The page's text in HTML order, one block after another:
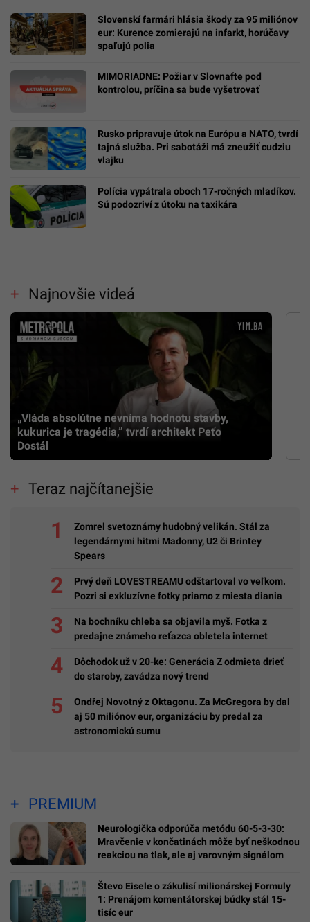
Slovenskí farmári hlásia škody za 95 miliónov
eur: Kurence zomierajú na infarkt, horúčavy
spaľujú polia
MIMORIADNE: Požiar v Slovnafte pod
kontrolou, príčina sa bude vyšetrovať
Rusko pripravuje útok na Európu a NATO, tvrdí
tajná služba. Pri sabotáži má zneužiť cudziu
vlajku
Polícia vypátrala oboch 17-ročných mladíkov.
Sú podozriví z útoku na taxikára
Najnovšie videá
„Vláda absolútne nevníma hodnotu stavby,
kukurica je tragédia,” tvrdí architekt Peťo
Dostál
Teraz najčítanejšie
Zomrel svetoznámy hudobný velikán. Stál za
legendárnymi hitmi Madonny, U2 či Brintey
Spears
Prvý deň LOVESTREAMU odštartoval vo veľkom.
Pozri si exkluzívne fotky priamo z miesta diania
Na bochníku chleba sa objavila myš. Fotka z
predajne známeho reťazca obletela internet
Dôchodok už v 20-ke: Generácia Z odmieta drieť
do staroby, zavádza nový trend
Ondřej Novotný z Oktagonu. Za McGregora by dal
aj 50 miliónov eur, organizáciu by predal za
astronomickú sumu
PREMIUM
Neurologička odporúča metódu 60-5-3-30:
Mravčenie v končatinách môže byť neškodnou
reakciou na tlak, ale aj varovným signálom
Števo Eisele o zákulisí milionárskej Formuly
1: Prenájom komentátorskej búdky stál 15-
tisíc eur